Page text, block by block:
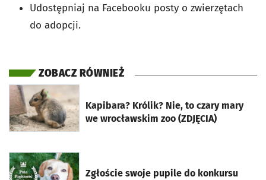
Udostępniaj na Facebooku posty o zwierzętach
do adopcji.
ZOBACZ RÓWNIEŻ
Kapibara? Królik? Nie, to czary mary
we wrocławskim zoo (ZDJĘCIA)
otworzy się w nowej karcie
Zgłoście swoje pupile do konkursu
otworzy się w nowej karcie